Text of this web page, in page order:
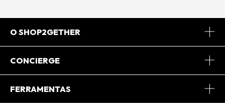
O SHOP2GETHER
Sobre Nós
CONCIERGE
Central de Relacionamento
FERRAMENTAS